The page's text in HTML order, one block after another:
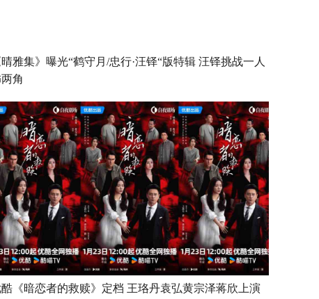
晴雅集》曝光“鹤守月/忠行·汪铎“版特辑 汪铎挑战一人
角
《暗恋者的救赎》定档 王珞丹袁弘黄宗泽蒋欣上演